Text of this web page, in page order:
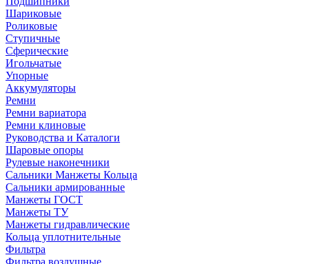
Шариковые
Роликовые
Ступичные
Сферические
Игольчатые
Упорные
Аккумуляторы
Ремни
Ремни вариатора
Ремни клиновые
Руководства и Каталоги
Шаровые опоры
Рулевые наконечники
Сальники Манжеты Кольца
Сальники армированные
Манжеты ГОСТ
Манжеты ТУ
Манжеты гидравлические
Кольца уплотнительные
Фильтра
Фильтра воздушные